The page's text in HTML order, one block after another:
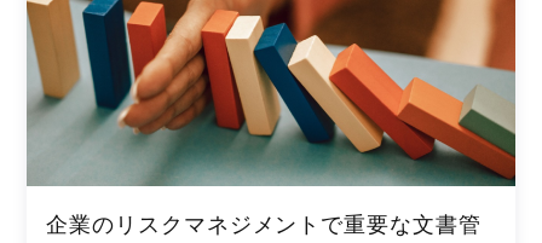
企業のリスクマネジメントで重要な文書管